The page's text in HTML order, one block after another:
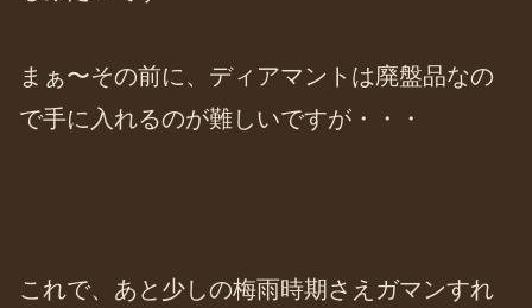
まぁ〜その前に、ディアマントは廃盤品なの
で手に入れるのが難しいですが・・・
これで、あと少しの梅雨時期さえガマンすれ